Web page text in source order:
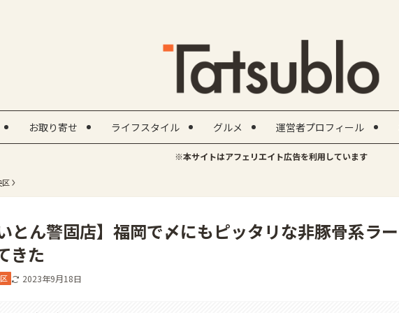
お取り寄せ ライフスタイル グルメ 運営者プロフィール
※本サイトはアフェリエイト広告を利用しています
区
とん警固店】福岡で〆にもピッタリな非豚骨系ラー
きた
2023年9月18日